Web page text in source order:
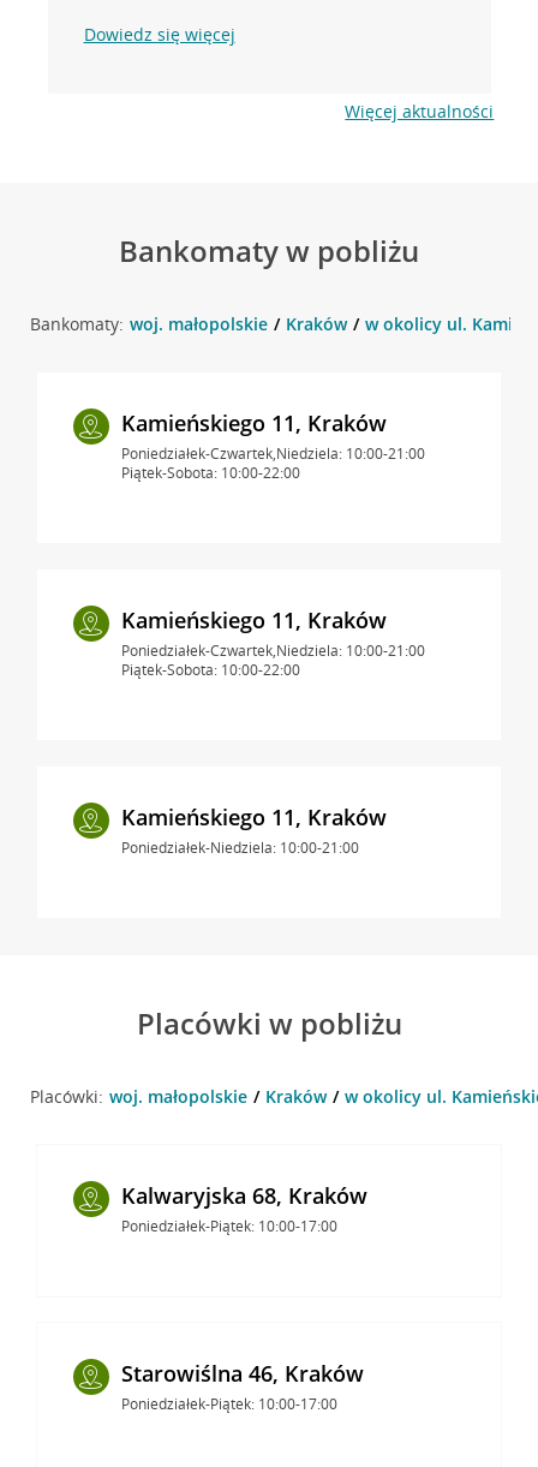
Dowiedz się więcej
Więcej aktualności
Bankomaty w pobliżu
Bankomaty: woj. małopolskie Kraków w okolicy ul.
Kamieńskiego 11, Kraków
Poniedziałek-Czwartek,Niedziela: 10:00-21:00
Piątek-Sobota: 10:00-22:00
Kamieńskiego 11, Kraków
Poniedziałek-Czwartek,Niedziela: 10:00-21:00
Piątek-Sobota: 10:00-22:00
Kamieńskiego 11, Kraków
Poniedziałek-Niedziela: 10:00-21:00
Placówki w pobliżu
Placówki: woj. małopolskie Kraków w okolicy ul.
Kalwaryjska 68, Kraków
Poniedziałek-Piątek: 10:00-17:00
Starowiślna 46, Kraków
Poniedziałek-Piątek: 10:00-17:00